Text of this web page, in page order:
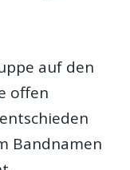
auf den
offen
Bandnamen